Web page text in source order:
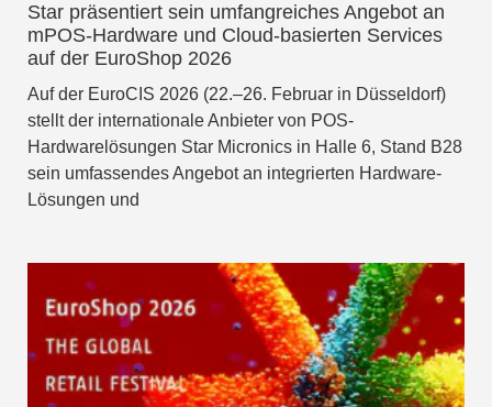
Star präsentiert sein umfangreiches Angebot an
mPOS-Hardware und Cloud-basierten Services
auf der EuroShop 2026
Auf der EuroCIS 2026 (22.–26. Februar in Düsseldorf)
stellt der internationale Anbieter von POS-
Hardwarelösungen Star Micronics in Halle 6, Stand B28
sein umfassendes Angebot an integrierten Hardware-
Lösungen und